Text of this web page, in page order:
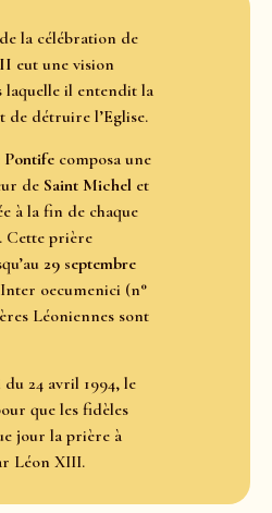
la célébration de
eut une vision
laquelle il entendit la
de détruire l’Eglise.
Pontife composa une
de Saint Michel et
à la fin de chaque
Cette prière
29 septembre
oecumenici (n°
Léoniennes sont
24 avril 1994, le
que les fidèles
jour la prière à
Léon XIII.